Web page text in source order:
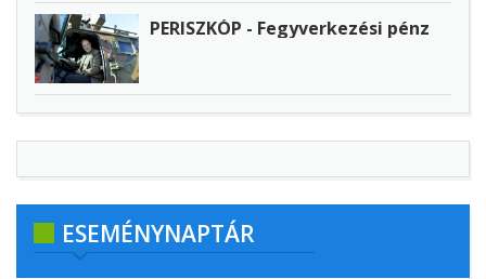
PERISZKÓP - Fegyverkezési pénz
ESEMÉNYNAPTÁR